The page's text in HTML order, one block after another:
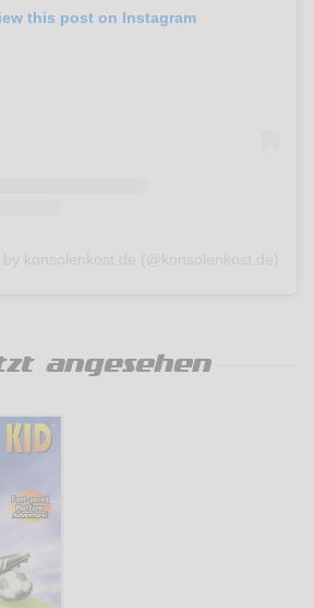
this post on Instagram
angesehen